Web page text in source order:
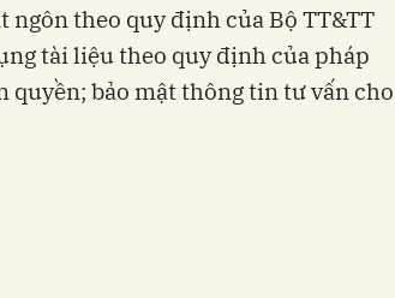
theo quy định của Bộ TT&TT
tài liệu theo quy định của pháp
quyền; bảo mật thông tin tư vấn cho